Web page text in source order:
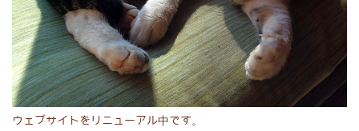
ウェブサイトをリニューアル中です。